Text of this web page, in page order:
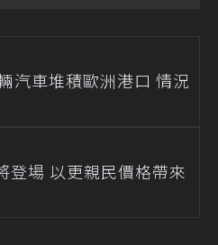
汽車堆積歐洲港口 情況
登場 以更親民價格帶來